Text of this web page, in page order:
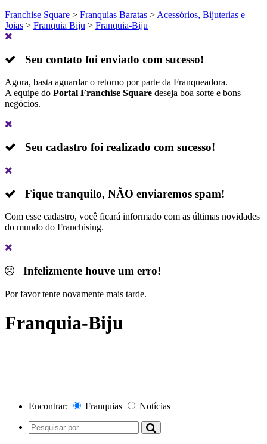
Franchise Square > Franquias Baratas > Acessórios, Bijuterias e
Joias > Franquia Biju > Franquia-Biju
Seu contato foi enviado com sucesso!
Agora, basta aguardar o retorno por parte da Franqueadora.
A equipe do Portal Franchise Square deseja boa sorte e bons
negócios.
Seu cadastro foi realizado com sucesso!
Fique tranquilo, NÃO enviaremos spam!
Com esse cadastro, você ficará informado com as últimas novidades
do mundo do Franchising.
Infelizmente houve um erro!
Por favor tente novamente mais tarde.
Franquia-Biju
Encontrar: Franquias Notícias